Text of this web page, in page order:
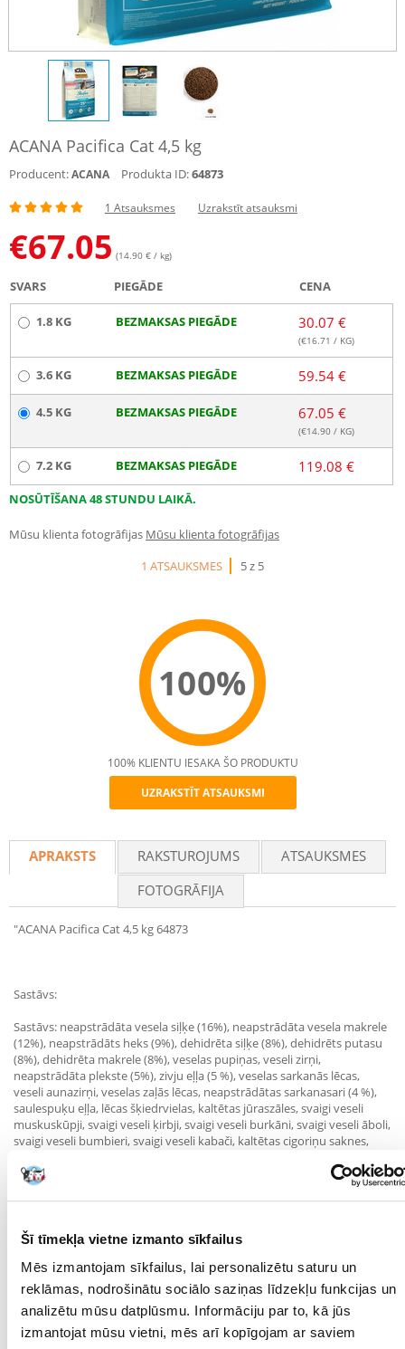
Šī tīmekļa vietne izmanto sīkfailus
Mēs izmantojam sīkfailus, lai personalizētu saturu un
reklāmas, nodrošinātu sociālo saziņas līdzekļu funkcijas un
analizētu mūsu datplūsmu. Informāciju par to, kā jūs
izmantojat mūsu vietni, mēs arī kopīgojam ar saviem
ACANA Pacifica Cat 4,5 kg
Producent:ACANA Produkta ID:64873
1 Atsauksmes Uzrakstīt atsauksmi
€67.05 (14.90 € / kg)
SVARS PIEGĀDE CENA
1.8 KG BEZMAKSAS PIEGĀDE 30.07 €
(€16.71 / KG)
3.6 KG BEZMAKSAS PIEGĀDE 59.54 €
4.5 KG BEZMAKSAS PIEGĀDE 67.05 €
(€14.90 / KG)
7.2 KG BEZMAKSAS PIEGĀDE 119.08 €
NOSŪTĪŠANA 48 STUNDU LAIKĀ.
Mūsu klienta fotogrāfijas Mūsu klienta fotogrāfijas
1 ATSAUKSMES
5 z 5
100%
Recommend
100% KLIENTU IESAKA ŠO PRODUKTU
UZRAKSTĪT ATSAUKSMI
APRAKSTS RAKSTUROJUMS
ATSAUKSMES
FOTOGRĀFIJA
"ACANA Pacifica Cat 4,5 kg 64873
Sastāvs:
Sastāvs: neapstrādāta vesela siļķe (16%), neapstrādāta vesela makrele
(12%), neapstrādāts heks (9%), dehidrēta siļķe (8%), dehidrēts putasu
(8%), dehidrēta makrele (8%), veselas pupiņas, veseli zirņi,
neapstrādāta plekste (5%), zivju eļļa (5 %), veselas sarkanās lēcas,
veseli aunazirņi, veselas zaļās lēcas, neapstrādātas sarkanasari (4 %),
saulespuķu eļļa, lēcas šķiedrvielas, kaltētas jūraszāles, svaigi veseli
muskuskūpji, svaigi veseli ķirbji, svaigi veseli burkāni, svaigi veseli āboli,
svaigi veseli bumbieri, svaigi veseli kabači, kaltētas cigoriņu saknes,
svaigas dzērvenes, svaigas mellenes, svaigas saskatoņu ogas, kurkuma
sakne, plankumainais dadzis, dadzis, lavanda, baldriāna sakne,
mežrozītes.
Piedevas (uz kg):
tehnoloģiskās piedevas: 1b306(i) tokoferola ekstrakts no augu eļļām:
121 mg, 1a330 citronskābe: 40 mg. sensorās piedevas: rozmarīna
ekstrakts: rozmarīna: 80 mg. Uzturīgās piedevas: 3a890 holīna hlorīds